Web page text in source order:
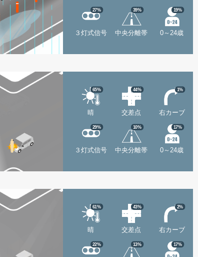
３灯式信号
27%
中央分離帯
39%
0～24歳
19%
晴
65%
交差点
44%
右カーブ
1%
３灯式信号
29%
中央分離帯
10%
0～24歳
17%
晴
61%
交差点
43%
右カーブ
2%
22% 13% 17%